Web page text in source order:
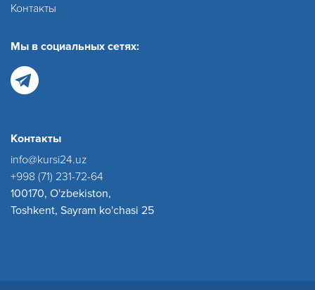
Контакты
Мы в социальных сетях:
Контакты
info@kursi24.uz
+998 (71) 231-72-64
100170, O'zbekiston,
Toshkent, Sayram ko'chasi 25